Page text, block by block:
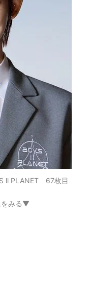
ll PLANET 67枚目
をみる▼